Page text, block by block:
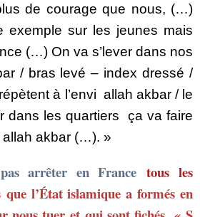
de courage que nous, (…)
exemple sur les jeunes mais
(…) On va s’lever dans nos
/ bras levé – index dressé /
à l’envi allah akbar / le
dans les quartiers ça va faire
allah akbar (…). »
arrêter en France tous les
que l’État islamique a formés en